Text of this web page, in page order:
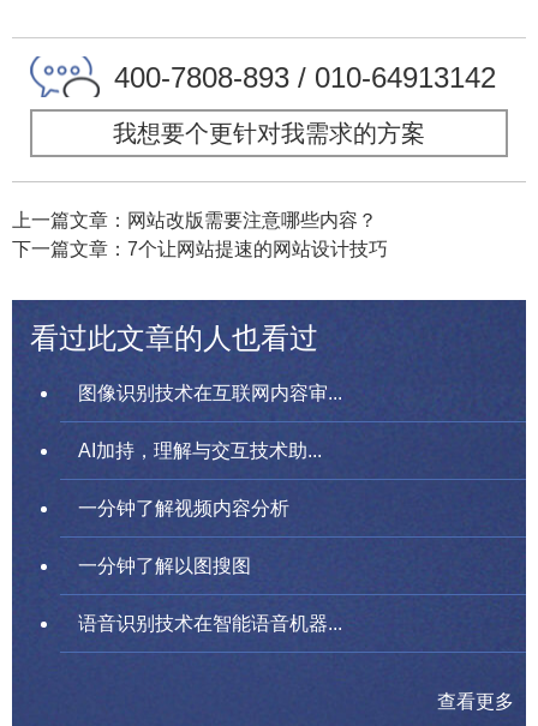
400-7808-893 / 010-64913142
我想要个更针对我需求的方案
上一篇文章：网站改版需要注意哪些内容？
下一篇文章：7个让网站提速的网站设计技巧
看过此文章的人也看过
图像识别技术在互联网内容审...
AI加持，理解与交互技术助...
一分钟了解视频内容分析
一分钟了解以图搜图
语音识别技术在智能语音机器...
查看更多